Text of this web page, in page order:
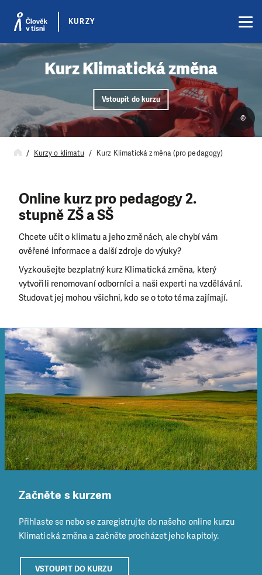
KURZY
Kurz Klimatická změna
Vstoupit do kurzu
©
Kurzy o klimatu Kurz Klimatická změna (pro pedagogy)
Online kurz pro pedagogy 2.
stupně ZŠ a SŠ
Chcete učit o klimatu a jeho změnách, ale chybí vám
ověřené informace a další zdroje do výuky?
Vyzkoušejte bezplatný kurz Klimatická změna, který
vytvořili renomovaní odborníci a naši experti na vzdělávání.
Studovat jej mohou všichni, kdo se o toto téma zajímají.
Začněte s kurzem
Přihlaste se nebo se zaregistrujte do našeho online kurzu
Klimatická změna a začněte procházet jeho kapitoly.
VSTOUPIT DO KURZU